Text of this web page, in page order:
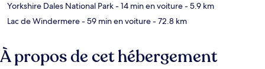
Yorkshire Dales National Park- 14 min en voiture- 5.9 km
Lac de Windermere- 59 min en voiture- 72.8 km
À propos de cet hébergement